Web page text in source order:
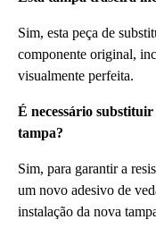
Sim, esta peça de
componente original,
visualmente perfeita.
É necessário
tampa?
Sim, para garantir a
um novo adesivo de
instalação da nova